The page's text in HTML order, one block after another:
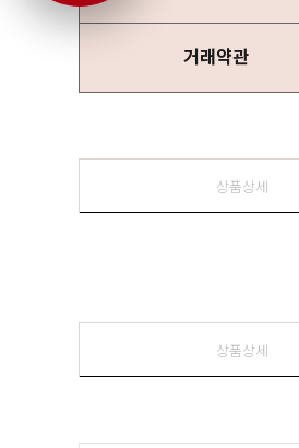
거래약관
상품상세
상품상세